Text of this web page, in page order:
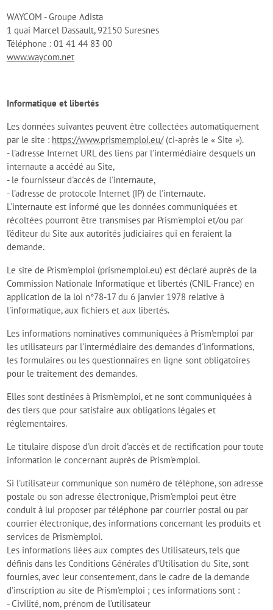
WAYCOM - Groupe Adista
1 quai Marcel Dassault, 92150 Suresnes
Téléphone : 01 41 44 83 00
www.waycom.net
Informatique et libertés
Les données suivantes peuvent être collectées automatiquement
par le site : https://www.prismemploi.eu/(ci-après le « Site »).
- l'adresse Internet URL des liens par l'intermédiaire desquels un
internaute a accédé au Site,
- le fournisseur d'accès de l'internaute,
- l'adresse de protocole Internet (IP) de l'internaute.
L'internaute est informé que les données communiquées et
récoltées pourront être transmises par Prism'emploi et/ou par
l’éditeur du Site aux autorités judiciaires qui en feraient la
demande.
Le site de Prism'emploi (prismemploi.eu) est déclaré auprès de la
Commission Nationale Informatique et libertés (CNIL-France) en
application de la loi n°78-17 du 6 janvier 1978 relative à
l'informatique, aux fichiers et aux libertés.
Les informations nominatives communiquées à Prism'emploi par
les utilisateurs par l'intermédiaire des demandes d'informations,
les formulaires ou les questionnaires en ligne sont obligatoires
pour le traitement des demandes.
Elles sont destinées à Prism'emploi, et ne sont communiquées à
des tiers que pour satisfaire aux obligations légales et
réglementaires.
Le titulaire dispose d'un droit d'accès et de rectification pour toute
information le concernant auprès de Prism'emploi.
Si l'utilisateur communique son numéro de téléphone, son adresse
postale ou son adresse électronique, Prism'emploi peut être
conduit à lui proposer par téléphone par courrier postal ou par
courrier électronique, des informations concernant les produits et
services de Prism'emploi.
Les informations liées aux comptes des Utilisateurs, tels que
définis dans les Conditions Générales d’Utilisation du Site, sont
fournies, avec leur consentement, dans le cadre de la demande
d’inscription au site de Prism’emploi ; ces informations sont :
- Civilité, nom, prénom de l’utilisateur